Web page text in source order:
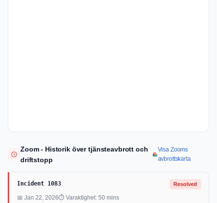
Zoom - Historik över tjänsteavbrott och
driftstopp
Visa Zooms
avbrottskarta
Incident 1083 Resolved
📅 Jan 22, 2026⏱ Varaktighet: 50 mins